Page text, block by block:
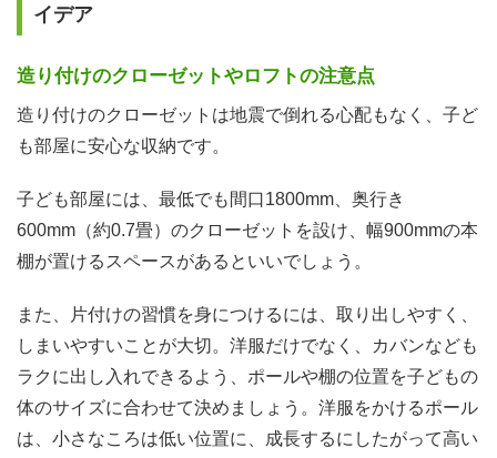
イデア
造り付けのクローゼットやロフトの注意点
造り付けのクローゼットは地震で倒れる心配もなく、子ど
も部屋に安心な収納です。
子ども部屋には、最低でも間口1800mm、奥行き
600mm（約0.7畳）のクローゼットを設け、幅900mmの本
棚が置けるスペースがあるといいでしょう。
また、片付けの習慣を身につけるには、取り出しやすく、
しまいやすいことが大切。洋服だけでなく、カバンなども
ラクに出し入れできるよう、ポールや棚の位置を子どもの
体のサイズに合わせて決めましょう。洋服をかけるポール
は、小さなころは低い位置に、成長するにしたがって高い